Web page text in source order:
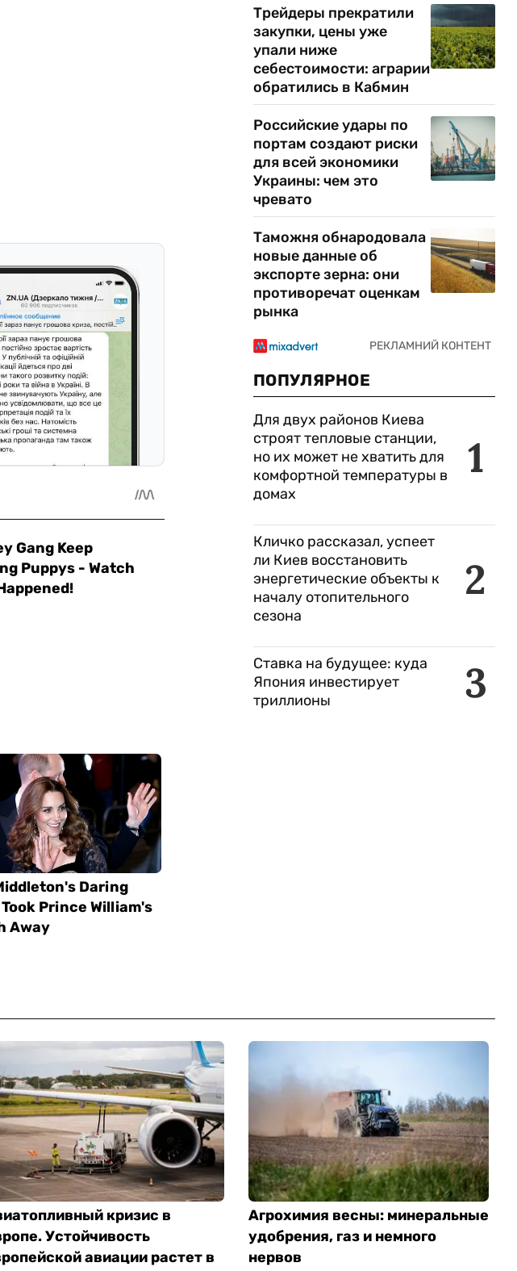
Трейдеры прекратили
закупки, цены уже
упали ниже
себестоимости: аграрии
обратились в Кабмин
Российские удары по
портам создают риски
для всей экономики
Украины: чем это
чревато
Таможня обнародовала
новые данные об
экспорте зерна: они
противоречат оценкам
рынка
ПОПУЛЯРНОЕ
1
Для двух районов Киева
строят тепловые станции,
но их может не хватить для
комфортной температуры в
домах
2
Кличко рассказал, успеет
ли Киев восстановить
энергетические объекты к
началу отопительного
сезона
3
Ставка на будущее: куда
Япония инвестирует
триллионы
кризис в
Устойчивость
авиации растет в
Агрохимия весны: минеральные
удобрения, газ и немного
нервов